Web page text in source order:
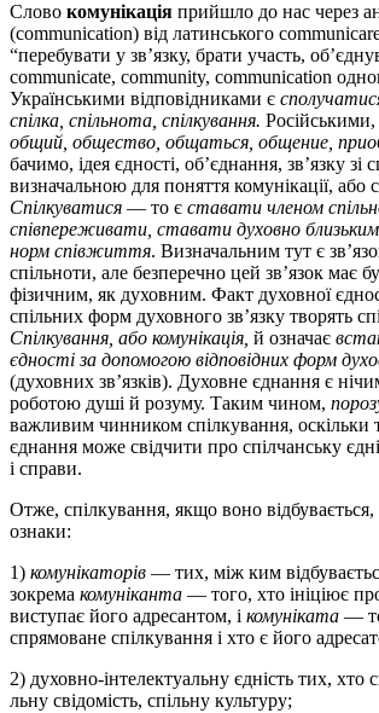
Слово комунікація прийшло до нас через
(communication) від латинського
“пере­бувати у зв’язку, брати участь,
communi­­­cate, community, communication
Українськими від­по­від­ни­ками є
спілка, спільнота, спілкування. Російськими,
общий, общество, об­щать­ся, общение,
бачимо, ідея єдності, об’єднан­ня, зв’язку зі
визначальною для поняття комуніка­ції, або
Спілкуватися ­— то є ставати членом спіль
співпереживати, ставати духовно
норм співжиття. Визначальним тут є
спільноти, але безперечно цей зв’язок має
фізичним, як духовним. Факт духовної
спільних форм духовного зв’язку творять
Спілкування, або комунікація, й означає
єдності за допомогою відповідних форм
(духовних зв’яз­ків). Духовне єднання є
роботою душі й розуму. Таким чином,
важливим чинником спілкування, оскільки
єднання може свідчити про спілчанську
і справи.
Отже, спілкування, якщо воно відбувається,
ознаки:
1) комунікаторів — тих, між ким
зокрема комуніканта — того, хто ініціює
ви­ступає його адресантом, і комуніката —
спрямоване спілкування і хто є його
2) духовно-інтелектуальну єдність тих, хто
ль­ну свідомість, спільну культуру;